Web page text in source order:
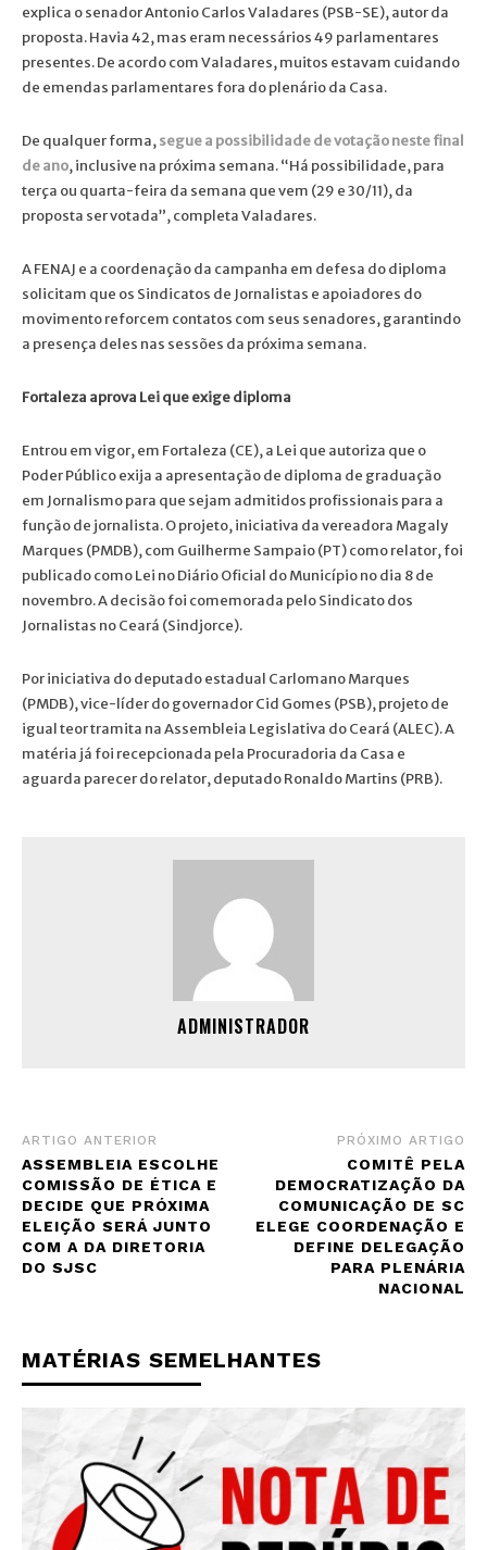
explica o senador Antonio Carlos Valadares (PSB-SE), autor da
proposta. Havia 42, mas eram necessários 49 parlamentares
presentes. De acordo com Valadares, muitos estavam cuidando
de emendas parlamentares fora do plenário da Casa.
De qualquer forma,segue a possibilidade de votação neste final
de ano, inclusive na próxima semana. “Há possibilidade, para
terça ou quarta-feira da semana que vem (29 e 30/11), da
proposta ser votada”, completa Valadares.
A FENAJ e a coordenação da campanha em defesa do diploma
solicitam que os Sindicatos de Jornalistas e apoiadores do
movimento reforcem contatos com seus senadores, garantindo
a presença deles nas sessões da próxima semana.
Fortaleza aprova Lei que exige diploma
Entrou em vigor, em Fortaleza (CE), a Lei que autoriza que o
Poder Público exija a apresentação de diploma de graduação
em Jornalismo para que sejam admitidos profissionais para a
função de jornalista. O projeto, iniciativa da vereadora Magaly
Marques (PMDB), com Guilherme Sampaio (PT) como relator, foi
publicado como Lei no Diário Oficial do Município no dia 8 de
novembro. A decisão foi comemorada pelo Sindicato dos
Jornalistas no Ceará (Sindjorce).
Por iniciativa do deputado estadual Carlomano Marques
(PMDB), vice-líder do governador Cid Gomes (PSB), projeto de
igual teor tramita na Assembleia Legislativa do Ceará (ALEC). A
matéria já foi recepcionada pela Procuradoria da Casa e
aguarda parecer do relator, deputado Ronaldo Martins (PRB).
ADMINISTRADOR
ARTIGO ANTERIOR
ASSEMBLEIA ESCOLHE
COMISSÃO DE ÉTICA E
DECIDE QUE PRÓXIMA
ELEIÇÃO SERÁ JUNTO
COM A DA DIRETORIA
DO SJSC
PRÓXIMO ARTIGO
COMITÊ PELA
DEMOCRATIZAÇÃO DA
COMUNICAÇÃO DE SC
ELEGE COORDENAÇÃO E
DEFINE DELEGAÇÃO
PARA PLENÁRIA
NACIONAL
MATÉRIAS SEMELHANTES